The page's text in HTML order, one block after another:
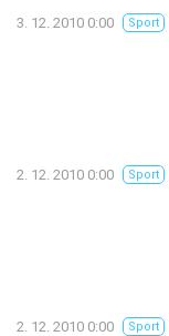
3. 12. 2010 0:00 Sport
2. 12. 2010 0:00 Sport
2. 12. 2010 0:00 Sport